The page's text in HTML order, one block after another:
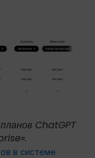
ChatGPT
в системе